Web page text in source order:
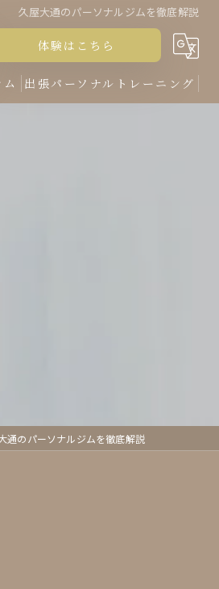
久屋大通のパーソナルジムを徹底解説
体験はこちら
出張パーソナルトレーニング
通のパーソナルジムを徹底解説